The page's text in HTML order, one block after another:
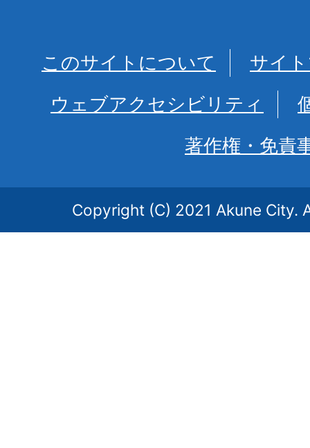
このサイトについて
サイ
ウェブアクセシビリティ
著作権・免責
Copyright (C) 2021 Akune City.